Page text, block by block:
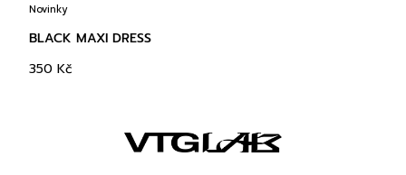
Novinky
BLACK MAXI DRESS
350 Kč